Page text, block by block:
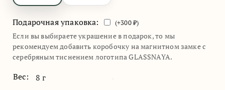
Подарочная упаковка: (+300₽)
Если вы выбираете украшение в подарок, то мы
рекомендуем добавить коробочку на магнитном замке с
серебряным тиснением логотипа GLASSNAYA.
Вес: 8 г